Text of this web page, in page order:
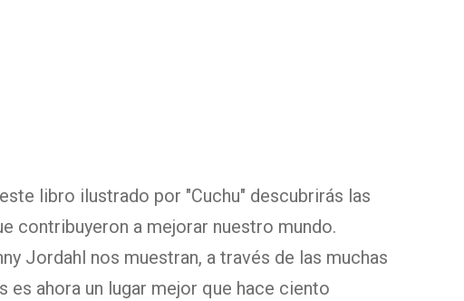
libro ilustrado por "Cuchu" descubrirás las
contribuyeron a mejorar nuestro mundo.
Jordahl nos muestran, a través de las muchas
es ahora un lugar mejor que hace ciento